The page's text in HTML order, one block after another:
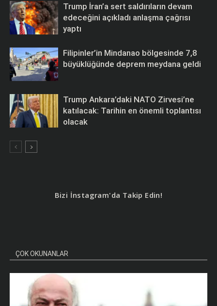
Trump İran’a sert saldırıların devam
edeceğini açıkladı anlaşma çağrısı
yaptı
Filipinler’in Mindanao bölgesinde 7,8
büyüklüğünde deprem meydana geldi
Trump Ankara’daki NATO Zirvesi’ne
katılacak: Tarihin en önemli toplantısı
olacak
Bizi İnstagram'da Takip Edin!
ÇOK OKUNANLAR